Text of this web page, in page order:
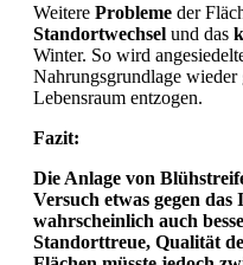
Weitere Probleme der
Standortwechsel und das
Winter. So wird
Nahrungsgrundlage
Lebensraum entzogen.
Fazit:
Die Anlage von
Versuch etwas gegen
wahrscheinlich auch
Standorttreue, Qualität